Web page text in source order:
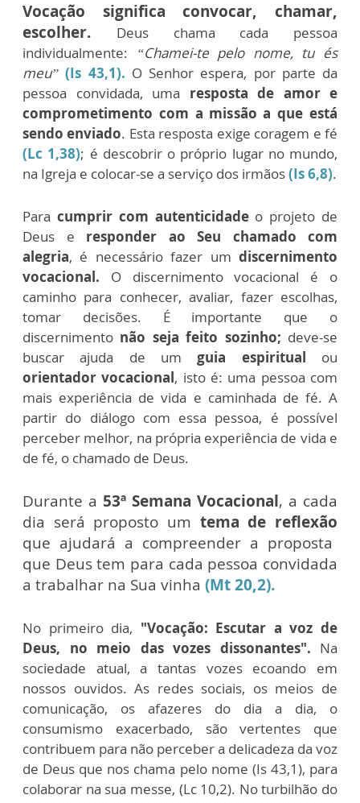
Vocação significa convocar, chamar,
escolher.
Deus chama cada pessoa
individualmente:
“Chamei-te pelo nome, tu és
meu” (Is 43,1). O Senhor espera, por parte da
pessoa convidada, uma resposta de amor e
comprometimento com a missão a que está
sendo enviado. Esta resposta exige coragem e fé
(Lc 1,38); é descobrir o próprio lugar no mundo,
na Igreja e colocar-se a serviço dos irmãos(Is 6,8).
Para cumprir com autenticidadeo projeto de
Deus e responder ao Seu chamado com
alegria, é necessário fazer um discernimento
vocacional. O discernimento vocacional é o
caminho para conhecer, avaliar, fazer escolhas,
tomar decisões. É importante que o
discernimento não seja feito sozinho; deve-se
buscar ajuda de umguia espiritual ou
orientador vocacional, isto é: uma pessoa com
mais experiência de vida e caminhada de fé. A
partir do diálogo com essa pessoa, é possível
perceber melhor, na própria experiência de vida e
de fé, o chamado de Deus.
Durante a 53ª Semana Vocacional, a cada
dia será proposto um tema de reflexão
que ajudará a compreender a proposta
que Deus tem para cada pessoa convidada
a trabalhar na Sua vinha (Mt 20,2).
No primeiro dia, "Vocação: Escutar a voz de
Deus, no meio das vozes dissonantes". Na
sociedade atual, a tantas vozes ecoando em
nossos ouvidos. As redes sociais, os meios de
comunicação, os afazeres do dia a dia, o
consumismo exacerbado, são vertentes que
contribuem para não perceber a delicadeza da voz
de Deus que nos chama pelo nome (Is 43,1), para
colaborar na sua messe, (Lc 10,2). No turbilhão do